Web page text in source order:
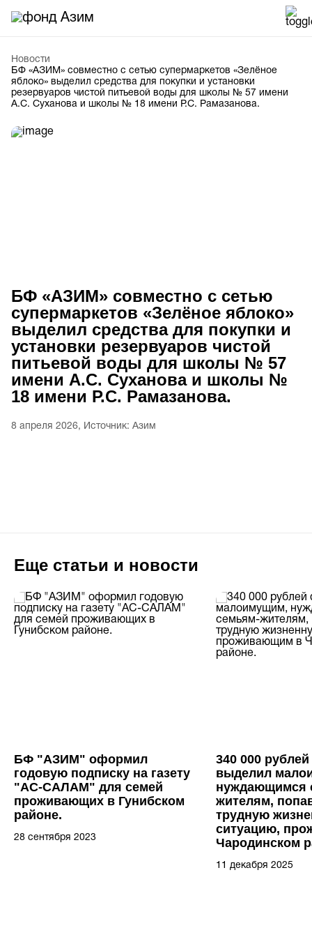
Новости
БФ «АЗИМ» совместно с сетью супермаркетов «Зелёное
яблоко» выделил средства для покупки и установки
резервуаров чистой питьевой воды для школы № 57 имени
А.С. Суханова и школы № 18 имени Р.С. Рамазанова.
БФ «АЗИМ» совместно с сетью
супермаркетов «Зелёное яблоко»
выделил средства для покупки и
установки резервуаров чистой
питьевой воды для школы № 57
имени А.С. Суханова и школы №
18 имени Р.С. Рамазанова.
8 апреля 2026, Источник: Азим
Еще статьи и новости
БФ "АЗИМ" оформил
годовую подписку на газету
"АС-САЛАМ" для семей
проживающих в Гунибском
районе.
28 сентября 2023
340 000
выделил
нуждающимся
жителям,
трудную
ситуацию,
Чародинском
11 декабря 2025